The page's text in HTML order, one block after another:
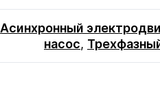
Асинхронный
насос,